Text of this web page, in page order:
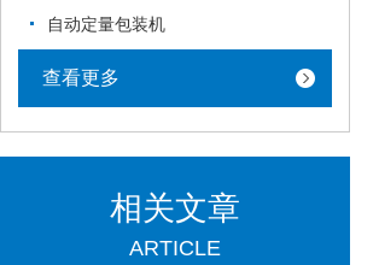
自动定量包装机
查看更多
相关文章
ARTICLE